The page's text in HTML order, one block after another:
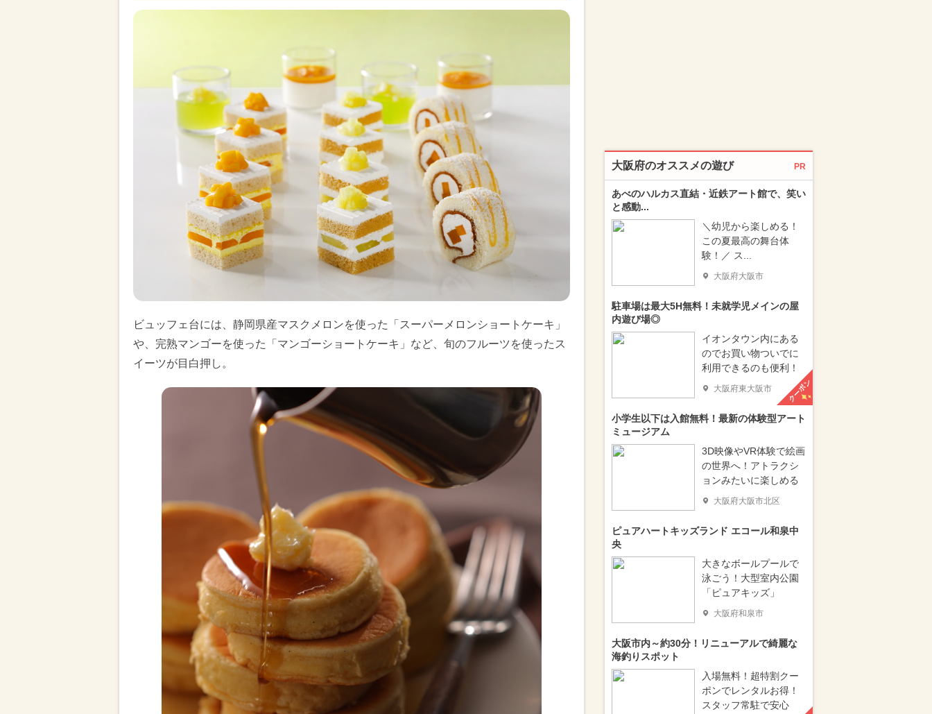
ビュッフェ台には、静岡県産マスクメロンを使った「スーパーメロンショートケーキ」
や、完熟マンゴーを使った「マンゴーショートケーキ」など、旬のフルーツを使ったス
イーツが目白押し。
大阪府のオススメの遊び PR
あべのハルカス直結・近鉄アート館で、笑い
と感動...
＼幼児から楽しめる！
この夏最高の舞台体
験！／ ス...
大阪府大阪市
駐車場は最大5H無料！未就学児メインの屋
内遊び場◎
イオンタウン内にある
のでお買い物ついでに
利用できるのも便利！
大阪府東大阪市 クーポン
小学生以下は入館無料！最新の体験型アート
ミュージアム
3D映像やVR体験で絵画
の世界へ！アトラクシ
ョンみたいに楽しめる
大阪府大阪市北区
ピュアハートキッズランド エコール和泉中
央
大きなボールプールで
泳ごう！大型室内公園
「ピュアキッズ」
大阪府和泉市
大阪市内～約30分！リニューアルで綺麗な
海釣りスポット
入場無料！超特割クー
ポンでレンタルお得！
スタッフ常駐で安心